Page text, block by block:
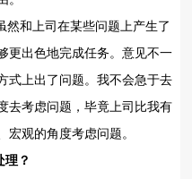
然和上司在某些问题上产生了
更出色地完成任务。意见不一
式上出了问题。我不会急于去
去考虑问题，毕竟上司比我有
观的角度考虑问题。
理？